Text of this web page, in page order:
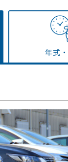
年式・